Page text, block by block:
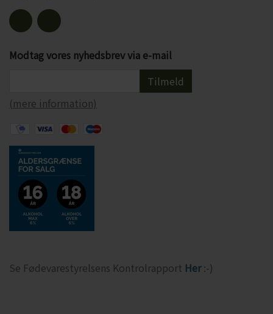
Modtag vores nyhedsbrev via e-mail
Tilmeld
(mere information)
Se Fødevarestyrelsens Kontrolrapport Her:-)